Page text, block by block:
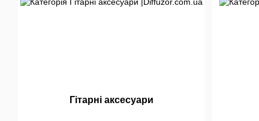
Гітарні аксесуари